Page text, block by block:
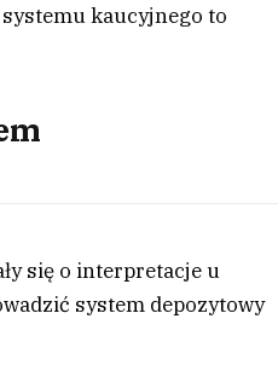
kaucyjnego to
się o interpretacje u
system depozytowy